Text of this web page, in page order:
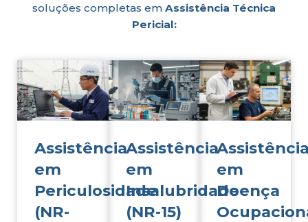
soluções completas em Assistência Técnica
Pericial:
Assistência
em
Periculosidade
(NR-
Assistência
em
Insalubridade
(NR-15)
em
Doença